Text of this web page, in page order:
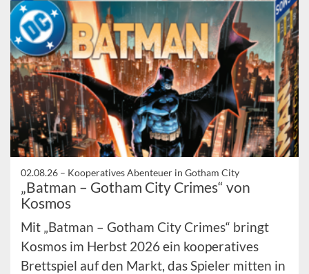
02.08.26 – Kooperatives Abenteuer in Gotham City
„Batman – Gotham City Crimes“ von
Kosmos
Mit „Batman – Gotham City Crimes“ bringt
Kosmos im Herbst 2026 ein kooperatives
Brettspiel auf den Markt, das Spieler mitten in